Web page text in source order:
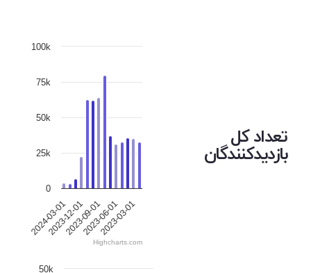
تعداد کل
بازدیدکنندگان
2024-03-01
2023-12-01
2023-09-01
2023-06-01
2023-03-01
0
25k
50k
75k
100k
Highcharts.com
50k